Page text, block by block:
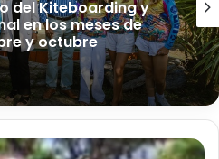
del Kiteboarding y
en los meses de
y octubre